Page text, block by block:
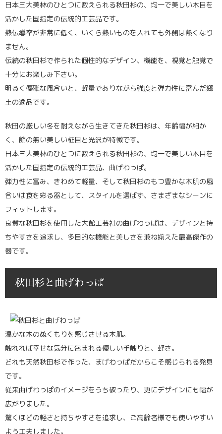
日本三大美林のひとつに数えられる秋田杉の、均一で美しい木目を
活かした国指定の伝統的工芸品です。
熱伝導率が非常に低く、いくら熱いものを入れても外側は熱くなり
ません。
伝統の秋田杉で作られた個性的なデザイン、機能を、視覚と触覚で
十分にお楽しみ下さい。
明るく優雅な風合いと、軽量でありながら強度と弾力性に富んだ郷
土の逸品です。
秋田の厳しい冬を耐えながら生きてきた秋田杉は、年齢幅が細か
く、節の無い美しい柾目と光沢が特徴です。
日本三大美林のひとつに数えられる秋田杉の、均一で美しい木目を
活かした国指定の伝統的工芸品、曲げわっぱ。
弾力性に富み、きわめて軽量、そして秋田杉のもつ豊かな木肌の風
合いは食を彩る器として、スタイルを選ばず、さまざまなシーンに
フィットします。
良質な秋田杉を使用した大館工芸社の曲げわっぱは、デザインと持
ちやすさを追求し、多目的な機能と美しさを兼ね揃えた最高傑作の
器です。
秋田杉と曲げわっぱ
温かな木のぬくもりを感じさせる木肌。
触れれば幸せな気分に包まれる優しい手触りと、軽さ。
どれも天然秋田杉で作った、まげわっぱだからこそ感じられる発見
です。
従来曲げわっぱのイメージをうち破ったり、更にデザインにも幅が
広がりました。
驚くほどの軽さと持ちやすさを追求し、ご高齢者様でも使いやすい
よう工夫しました。